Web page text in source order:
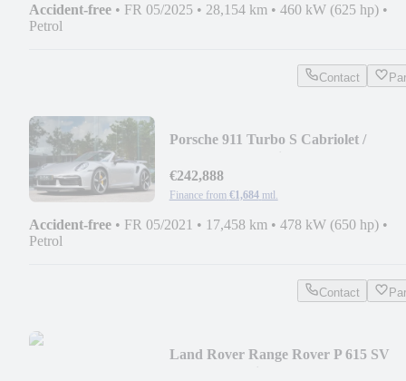
Accident-free • FR 05/2025 • 28,154 km • 460 kW (625 hp) •
Petrol
Contact
Porsche 911 Turbo S Cabriolet /
€242,888
Finance from €1,684 mtl.
Accident-free • FR 05/2021 • 17,458 km • 478 kW (650 hp) •
Petrol
Contact
Land Rover Range Rover P 615 SV